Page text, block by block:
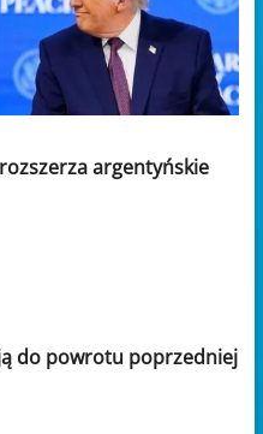
argentyńskie
do powrotu poprzedniej